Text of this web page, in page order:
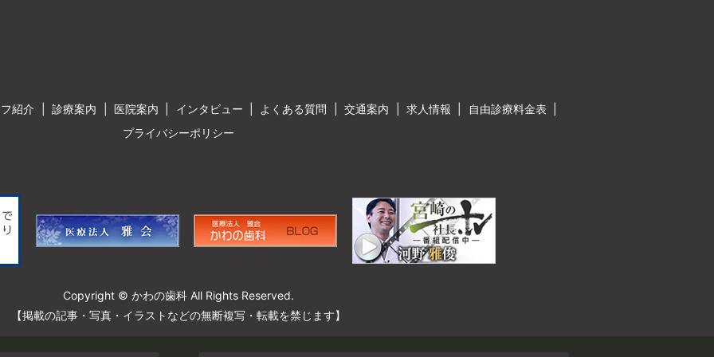
紹介 診療案内 医院案内 インタビュー よくある質問 交通案内 求人情報
自由診療料金表
プライバシーポリシー
Copyright © かわの歯科 All Rights Reserved.
【掲載の記事・写真・イラストなどの無断複写・転載を禁じます】